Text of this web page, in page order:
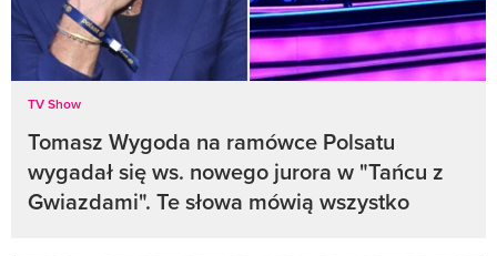
TV Show
Tomasz Wygoda na ramówce Polsatu
wygadał się ws. nowego jurora w "Tańcu z
Gwiazdami". Te słowa mówią wszystko